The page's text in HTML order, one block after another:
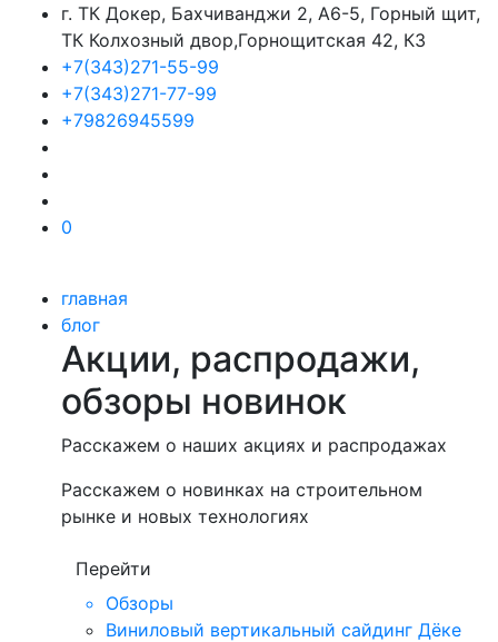
г. ТК Докер, Бахчиванджи 2, А6-5, Горный щит,
ТК Колхозный двор,Горнощитская 42, К3
+7(343)271-55-99
+7(343)271-77-99
+79826945599
0
главная
блог
Акции, распродажи,
обзоры новинок
Расскажем о наших акциях и распродажах
Расскажем о новинках на строительном
рынке и новых технологиях
Перейти
Обзоры
Виниловый вертикальный сайдинг Дёке